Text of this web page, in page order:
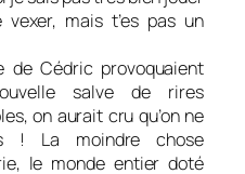
mais t’es pas un
de Cédric provoquaient
salve de rires
on aurait cru qu’on ne
! La moindre chose
le monde entier doté